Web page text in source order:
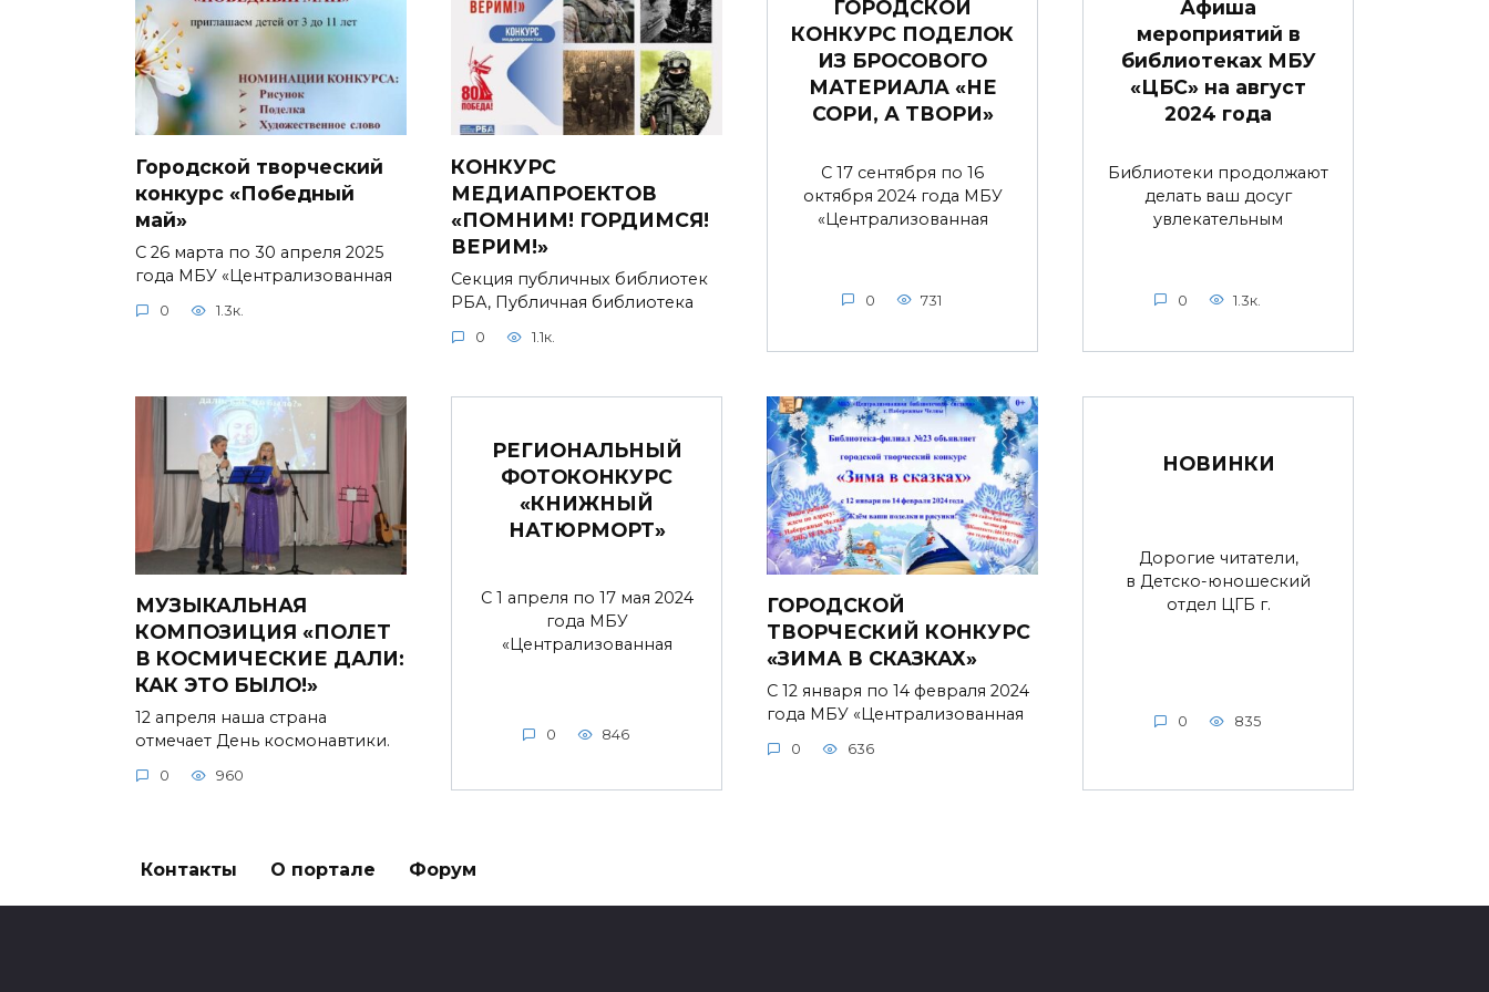
Городской творческий
конкурс «Победный
май»
С 26 марта по 30 апреля 2025
года МБУ «Централизованная
0 1.3к.
КОНКУРС
МЕДИАПРОЕКТОВ
«ПОМНИМ! ГОРДИМСЯ!
ВЕРИМ!»
Секция публичных библиотек
РБА, Публичная библиотека
0 1.1к.
ГОРОДСКОЙ
КОНКУРС ПОДЕЛОК
ИЗ БРОСОВОГО
МАТЕРИАЛА «НЕ
СОРИ, А ТВОРИ»
С 17 сентября по 16
октября 2024 года МБУ
«Централизованная
0 731
Афиша
мероприятий в
библиотеках МБУ
«ЦБС» на август
2024 года
Библиотеки продолжают
делать ваш досуг
увлекательным
0 1.3к.
МУЗЫКАЛЬНАЯ
КОМПОЗИЦИЯ «ПОЛЕТ
В КОСМИЧЕСКИЕ ДАЛИ:
КАК ЭТО БЫЛО!»
12 апреля наша страна
отмечает День космонавтики.
0 960
РЕГИОНАЛЬНЫЙ
ФОТОКОНКУРС
«КНИЖНЫЙ
НАТЮРМОРТ»
С 1 апреля по 17 мая 2024
года МБУ
«Централизованная
0 846
ГОРОДСКОЙ
ТВОРЧЕСКИЙ КОНКУРС
«ЗИМА В СКАЗКАХ»
С 12 января по 14 февраля 2024
года МБУ «Централизованная
0 636
НОВИНКИ
Дорогие читатели,
в Детско-юношеский
отдел ЦГБ г.
0 835
Контакты О портале Форум